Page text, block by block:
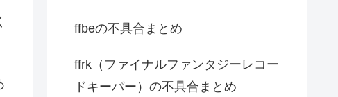
ffbeの不具合まとめ
ffrk（ファイナルファンタジーレコー
ドキーパー）の不具合まとめ